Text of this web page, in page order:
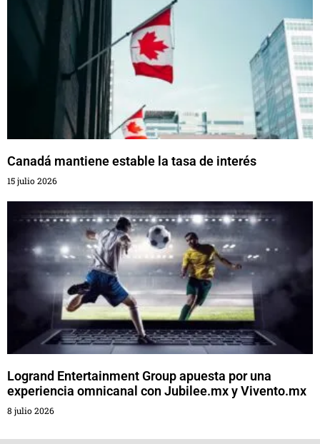
Canadá mantiene estable la tasa de interés
15 julio 2026
Logrand Entertainment Group apuesta por una
experiencia omnicanal con Jubilee.mx y Vivento.mx
8 julio 2026